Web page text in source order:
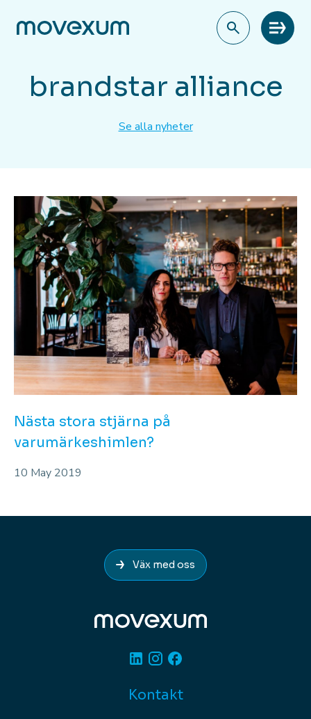
Meny
brandstar alliance
Se alla nyheter
Nästa stora stjärna på
varumärkeshimlen?
10 May 2019
Väx med oss
LinkedinInstagram
Kontakt